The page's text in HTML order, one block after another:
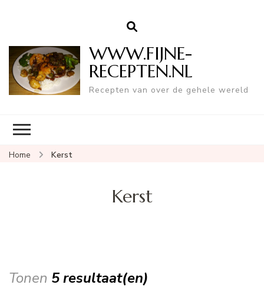
WWW.FIJNE-
RECEPTEN.NL
Recepten van over de gehele wereld
Home Kerst
Kerst
Tonen 5 resultaat(en)